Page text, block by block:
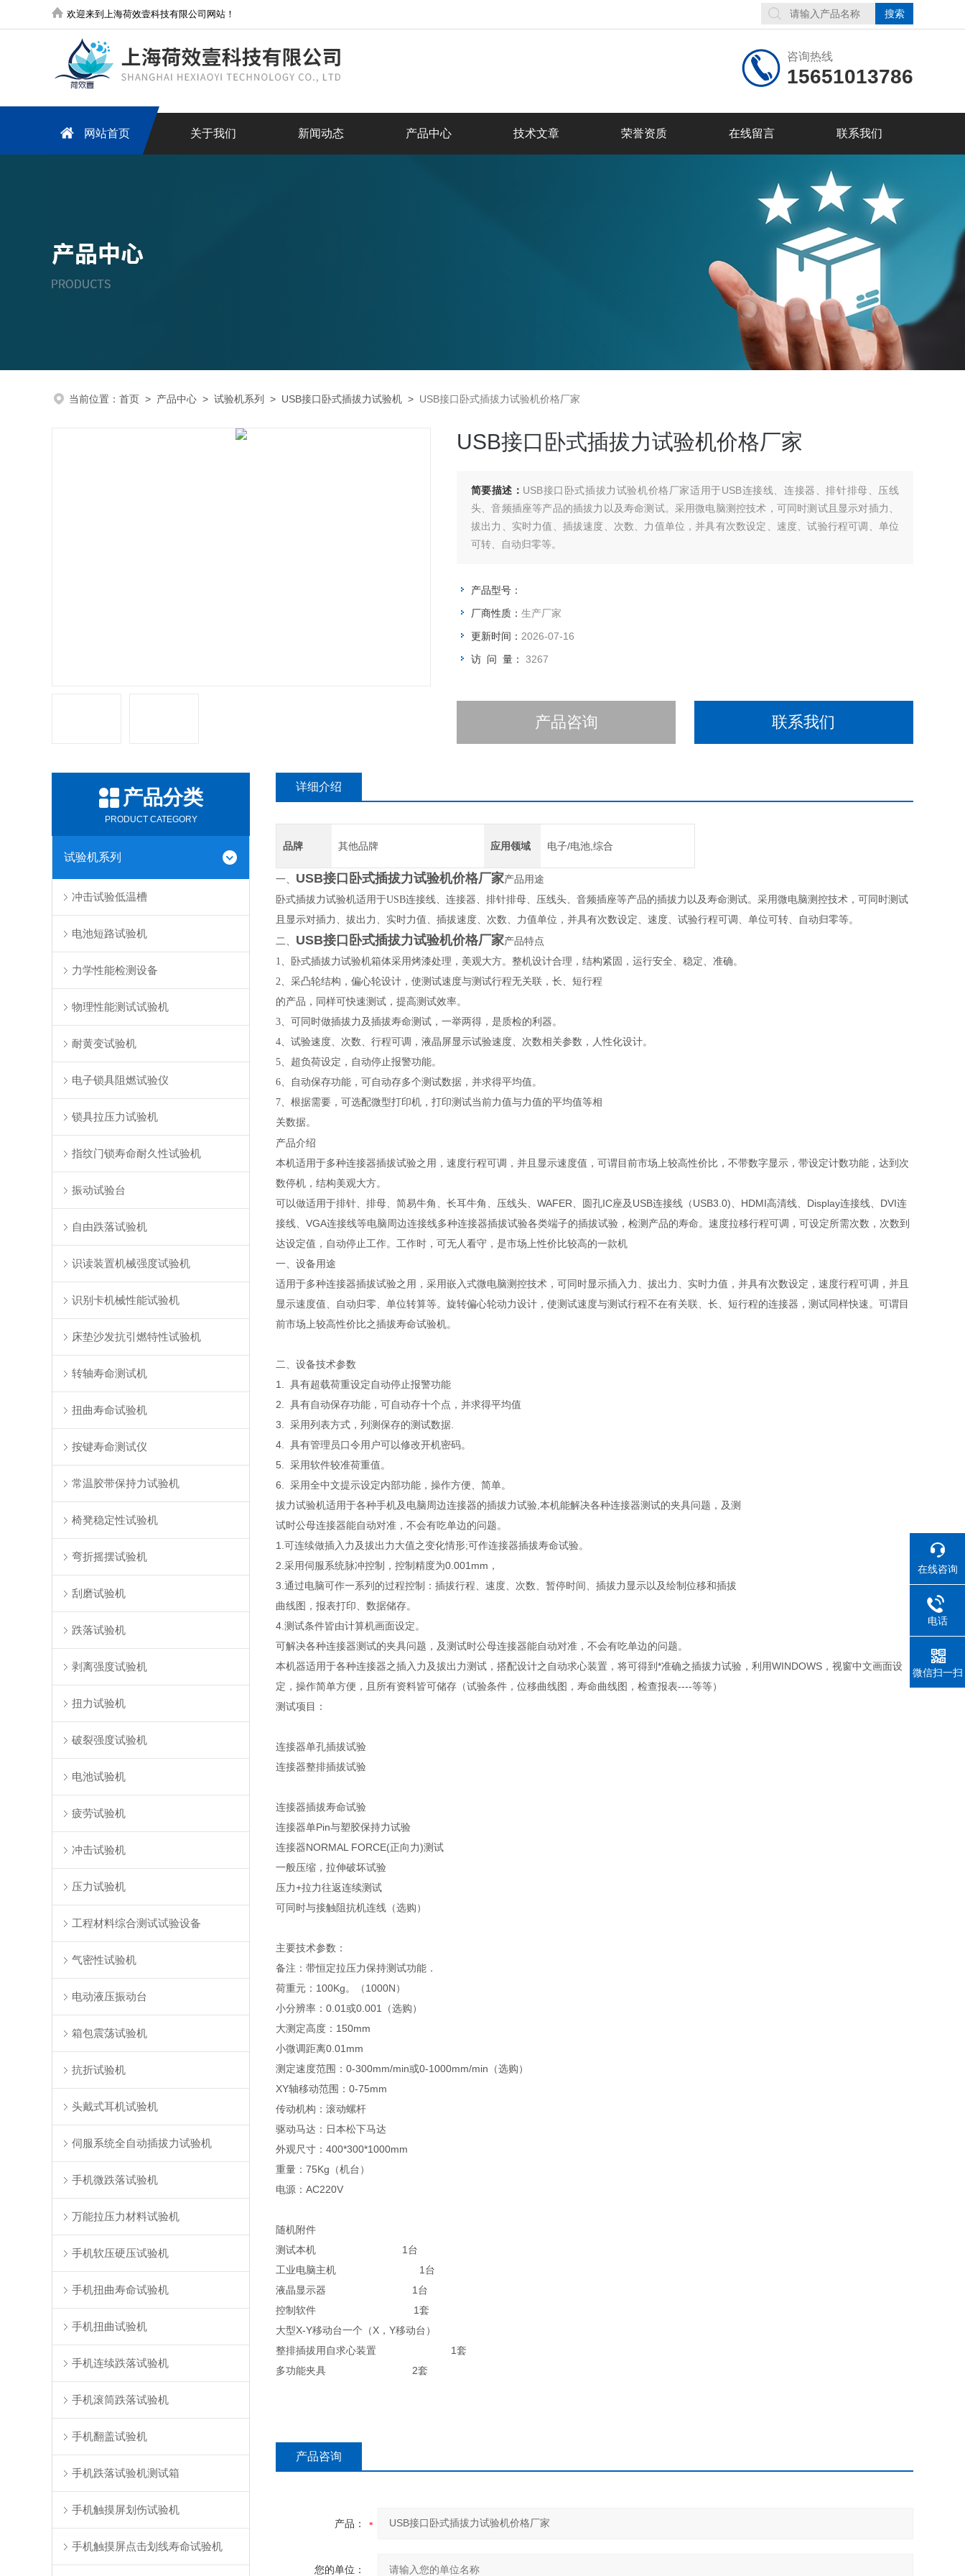
欢迎来到上海荷效壹科技有限公司网站！
咨询热线
15651013786
网站首页 关于我们 新闻动态 产品中心 技术文章 荣誉资质 在线留言 联系我们
当前位置： 首页 > 产品中心 > 试验机系列 > USB接口卧式插拔力试验机 > USB接口卧式插拔力试验机价格厂家
USB接口卧式插拔力试验机价格厂家
简要描述： USB接口卧式插拔力试验机价格厂家适用于USB连接线、连接器、排针排母、压线
头、音频插座等产品的插拔力以及寿命测试。采用微电脑测控技术，可同时测试且显示对插力、
拔出力、实时力值、插拔速度、次数、力值单位，并具有次数设定、速度、试验行程可调、单位
可转、自动归零等。
产品型号：
厂商性质： 生产厂家
更新时间： 2026-07-16
访 问 量： 3267
产品咨询 联系我们
产品分类
PRODUCT CATEGORY
试验机系列
冲击试验低温槽
电池短路试验机
力学性能检测设备
物理性能测试试验机
耐黄变试验机
电子锁具阻燃试验仪
锁具拉压力试验机
指纹门锁寿命耐久性试验机
振动试验台
自由跌落试验机
识读装置机械强度试验机
识别卡机械性能试验机
床垫沙发抗引燃特性试验机
转轴寿命测试机
扭曲寿命试验机
按键寿命测试仪
常温胶带保持力试验机
椅凳稳定性试验机
弯折摇摆试验机
刮磨试验机
跌落试验机
剥离强度试验机
扭力试验机
破裂强度试验机
电池试验机
疲劳试验机
冲击试验机
压力试验机
工程材料综合测试试验设备
气密性试验机
电动液压振动台
箱包震荡试验机
抗折试验机
头戴式耳机试验机
伺服系统全自动插拔力试验机
手机微跌落试验机
万能拉压力材料试验机
手机软压硬压试验机
手机扭曲寿命试验机
手机扭曲试验机
手机连续跌落试验机
手机滚筒跌落试验机
手机翻盖试验机
手机跌落试验机测试箱
手机触摸屏划伤试验机
手机触摸屏点击划线寿命试验机
详细介绍
品牌 其他品牌 应用领域 电子/电池,综合
一、 USB接口卧式插拔力试验机价格厂家产品用途
卧式插拔力试验机适用于USB连接线、连接器、排针排母、压线头、音频插座等产品的插拔力以及寿命测试。采用微电脑测控技术，可同时测试
且显示对插力、拔出力、实时力值、插拔速度、次数、力值单位，并具有次数设定、速度、试验行程可调、单位可转、自动归零等。
二、 USB接口卧式插拔力试验机价格厂家产品特点
1、卧式插拔力试验机箱体采用烤漆处理，美观大方。整机设计合理，结构紧固，运行安全、稳定、准确。
2、采凸轮结构，偏心轮设计，使测试速度与测试行程无关联，长、短行程
的产品，同样可快速测试，提高测试效率。
3、可同时做插拔力及插拔寿命测试，一举两得，是质检的利器。
4、试验速度、次数、行程可调，液晶屏显示试验速度、次数相关参数，人性化设计。
5、超负荷设定，自动停止报警功能。
6、自动保存功能，可自动存多个测试数据，并求得平均值。
7、根据需要，可选配微型打印机，打印测试当前力值与力值的平均值等相
关数据。
产品介绍
本机适用于多种连接器插拔试验之用，速度行程可调，并且显示速度值，可谓目前市场上较高性价比，不带数字显示，带设定计数功能，达到次
数停机，结构美观大方。
可以做适用于排针、排母、简易牛角、长耳牛角、压线头、WAFER、圆孔IC座及USB连接线（USB3.0)、HDMI高清线、Display连接线、DVI连
接线、VGA连接线等电脑周边连接线多种连接器插拔试验各类端子的插拔试验，检测产品的寿命。速度拉移行程可调，可设定所需次数，次数到
达设定值，自动停止工作。工作时，可无人看守，是市场上性价比较高的一款机
一、设备用途
适用于多种连接器插拔试验之用，采用嵌入式微电脑测控技术，可同时显示插入力、拔出力、实时力值，并具有次数设定，速度行程可调，并且
显示速度值、自动归零、单位转算等。旋转偏心轮动力设计，使测试速度与测试行程不在有关联、长、短行程的连接器，测试同样快速。可谓目
前市场上较高性价比之插拔寿命试验机。
二、设备技术参数
1. 具有超载荷重设定自动停止报警功能
2. 具有自动保存功能，可自动存十个点，并求得平均值
3. 采用列表方式，列测保存的测试数据.
4. 具有管理员口令用户可以修改开机密码。
5. 采用软件较准荷重值。
6. 采用全中文提示设定内部功能，操作方便、简单。
拔力试验机适用于各种手机及电脑周边连接器的插拔力试验,本机能解决各种连接器测试的夹具问题，及测
试时公母连接器能自动对准，不会有吃单边的问题。
1.可连续做插入力及拔出力大值之变化情形;可作连接器插拔寿命试验。
2.采用伺服系统脉冲控制，控制精度为0.001mm，
3.通过电脑可作一系列的过程控制：插拔行程、速度、次数、暂停时间、插拔力显示以及绘制位移和插拔
曲线图，报表打印、数据储存。
4.测试条件皆由计算机画面设定。
可解决各种连接器测试的夹具问题，及测试时公母连接器能自动对准，不会有吃单边的问题。
本机器适用于各种连接器之插入力及拔出力测试，搭配设计之自动求心装置，将可得到*准确之插拔力试验，利用WINDOWS，视窗中文画面设
定，操作简单方便，且所有资料皆可储存（试验条件，位移曲线图，寿命曲线图，检查报表----等等）
测试项目：
连接器单孔插拔试验
连接器整排插拔试验
连接器插拔寿命试验
连接器单Pin与塑胶保持力试验
连接器NORMAL FORCE(正向力)测试
一般压缩，拉伸破坏试验
压力+拉力往返连续测试
可同时与接触阻抗机连线（选购）
主要技术参数：
备注：带恒定拉压力保持测试功能．
荷重元：100Kg。（1000N）
小分辨率：0.01或0.001（选购）
大测定高度：150mm
小微调距离0.01mm
测定速度范围：0-300mm/min或0-1000mm/min（选购）
XY轴移动范围：0-75mm
传动机构：滚动螺杆
驱动马达：日本松下马达
外观尺寸：400*300*1000mm
重量：75Kg（机台）
电源：AC220V
随机附件
测试本机 1台
工业电脑主机 1台
液晶显示器 1台
控制软件 1套
大型X-Y移动台一个（X，Y移动台）
整排插拔用自求心装置 1套
多功能夹具 2套
产品咨询
产品：
您的单位：
在线咨询
电话
微信扫一扫